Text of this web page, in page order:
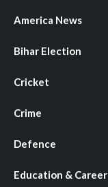
America News
Bihar Election
Cricket
Crime
Defence
Education & Career